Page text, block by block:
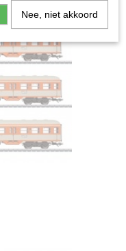
Nee, niet akkoord